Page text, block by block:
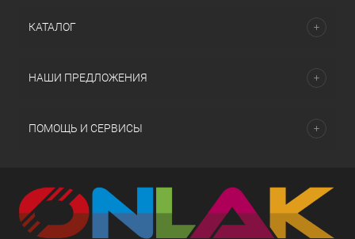
КАТАЛОГ
НАШИ ПРЕДЛОЖЕНИЯ
ПОМОЩЬ И СЕРВИСЫ